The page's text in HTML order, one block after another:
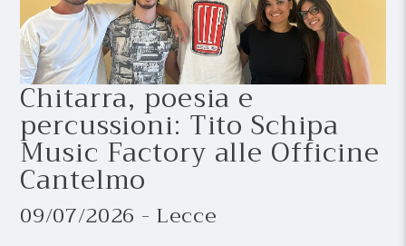
Chitarra, poesia e
percussioni: Tito Schipa
Music Factory alle Officine
Cantelmo
09/07/2026 - Lecce